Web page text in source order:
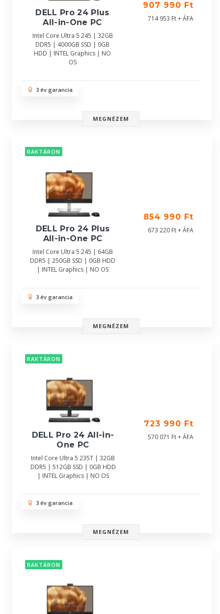
DELL Pro 24 Plus
All-in-One PC
Intel Core Ultra 5 245 | 32GB
DDR5 | 4000GB SSD | 0GB
HDD | INTEL Graphics | NO
OS
907 990 Ft
714 953 Ft + ÁFA
3 év garancia
MEGNÉZEM
RAKTÁRON
DELL Pro 24 Plus
All-in-One PC
Intel Core Ultra 5 245 | 64GB
DDR5 | 250GB SSD | 0GB HDD
| INTEL Graphics | NO OS
854 990 Ft
673 220 Ft + ÁFA
3 év garancia
MEGNÉZEM
RAKTÁRON
DELL Pro 24 All-in-
One PC
Intel Core Ultra 5 235T | 32GB
DDR5 | 512GB SSD | 0GB HDD
| INTEL Graphics | NO OS
723 990 Ft
570 071 Ft + ÁFA
3 év garancia
MEGNÉZEM
RAKTÁRON